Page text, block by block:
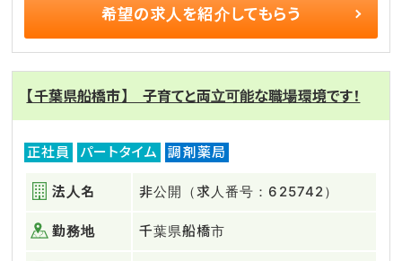
希望の求人を紹介してもらう
【千葉県船橋市】 子育てと両立可能な職場環境です！
正社員 パートタイム 調剤薬局
法人名 非公開（求人番号：625742）
勤務地 千葉県船橋市